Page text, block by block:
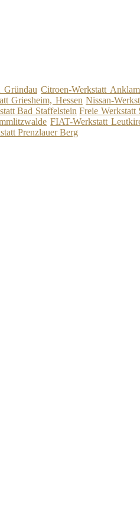
Gründau Citroen-Werkstatt Anklam
Griesheim, Hessen Nissan-
Bad Staffelstein Freie Werkstatt
FIAT-Werkstatt
Prenzlauer Berg